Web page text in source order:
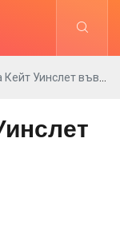
Fair&#8221; не са ретуширани